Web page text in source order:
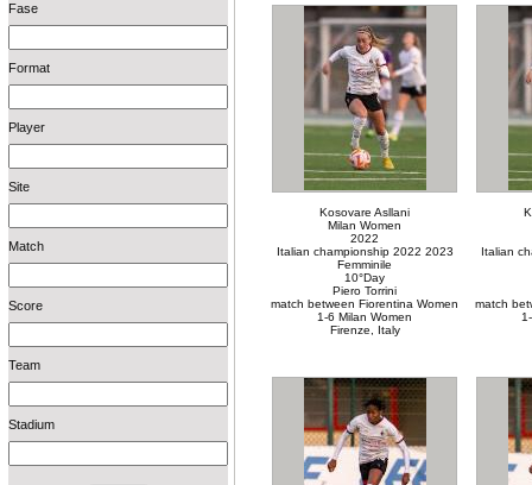
Fase
Format
Player
Site
Match
Score
Team
Stadium
Kosovare Asllani
Milan Women
2022
Italian championship 2022 2023
Femminile
10°Day
Piero Torrini
match between Fiorentina Women
1-6 Milan Women
Firenze, Italy
Italian
match